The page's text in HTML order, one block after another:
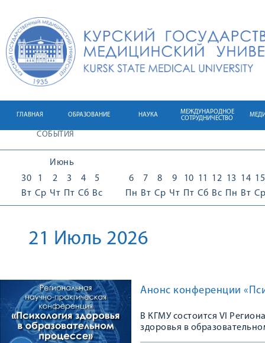
ГЛАВНАЯ ОБРАЗОВАНИЕ НАУКА
МЕЖДУНАРОДНОЕ
СОТРУДНИЧЕСТВО
СОБЫТИЯ
Июнь
30
Вт
1
Ср
2
Чт
3
Пт
4
Сб
5
Вс
6
Пн
7
Вт
8
Ср
9
Чт
10
Пт
11
Сб
12
Вс
13
Пн
14
Вт
15
Ср
21 Июль 2026
Анонс конференции
В КГМУ состоится VI
здоровья в